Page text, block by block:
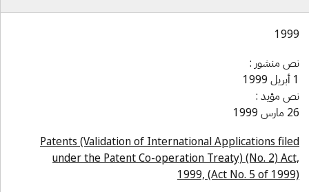
منشور :
مؤيد :
Patents (Validation of International Applications
under the Patent Co-operation Treaty) (No. 2)
1999, (Act No. 5 of